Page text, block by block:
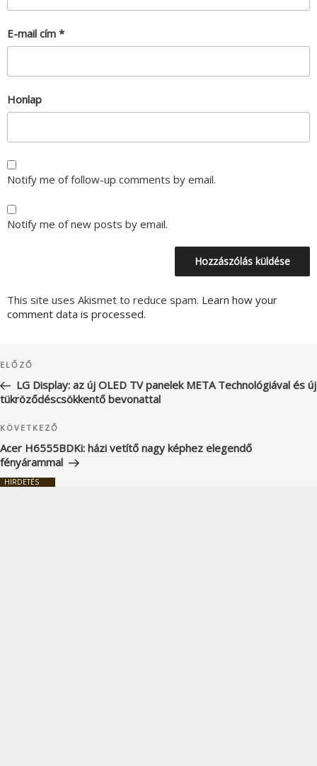
E-mail cím *
Honlap
Notify me of follow-up comments by email.
Notify me of new posts by email.
This site uses Akismet to reduce spam. Learn how your
comment data is processed.
navigáció
Korábbi
bejegyzés
ELŐZŐ
LG Display: az új OLED TV panelek META Technológiával és új
tükröződéscsökkentő bevonattal
Következő
bejegyzés
KÖVETKEZŐ
Acer H6555BDKi: házi vetítő nagy képhez elegendő
fényárammal
HIRDETÉS